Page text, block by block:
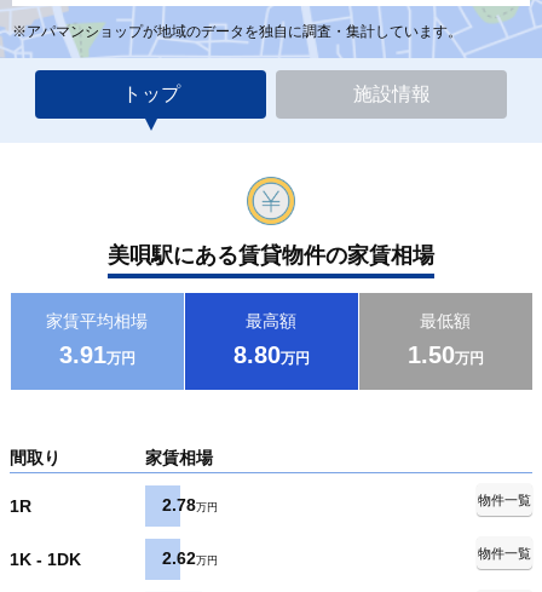
※アパマンショップが地域のデータを独自に調査・集計しています。
トップ 施設情報
美唄駅にある賃貸物件の家賃相場
家賃平均相場
3.91万円
最高額
8.80万円
最低額
1.50万円
間取り 家賃相場
1R 2.78万円
物件一覧
1K - 1DK 2.62万円
物件一覧